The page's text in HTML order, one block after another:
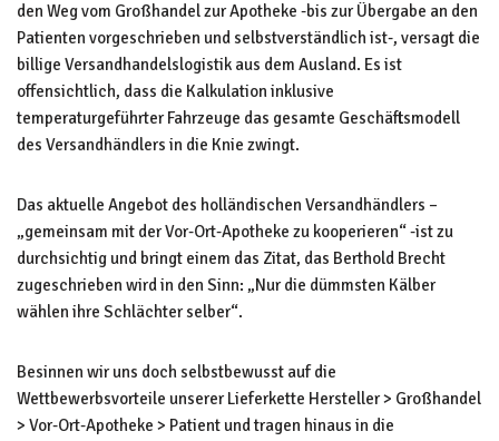
den Weg vom Großhandel zur Apotheke -bis zur Übergabe an den
Patienten vorgeschrieben und selbstverständlich ist-, versagt die
billige Versandhandelslogistik aus dem Ausland. Es ist
offensichtlich, dass die Kalkulation inklusive
temperaturgeführter Fahrzeuge das gesamte Geschäftsmodell
des Versandhändlers in die Knie zwingt.
Das aktuelle Angebot des holländischen Versandhändlers –
„gemeinsam mit der Vor-Ort-Apotheke zu kooperieren“ -ist zu
durchsichtig und bringt einem das Zitat, das Berthold Brecht
zugeschrieben wird in den Sinn: „Nur die dümmsten Kälber
wählen ihre Schlächter selber“.
Besinnen wir uns doch selbstbewusst auf die
Wettbewerbsvorteile unserer Lieferkette Hersteller > Großhandel
> Vor-Ort-Apotheke > Patient und tragen hinaus in die